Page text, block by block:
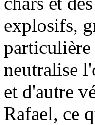
explosifs,
neutralise
et d'autre
Rafael, ce